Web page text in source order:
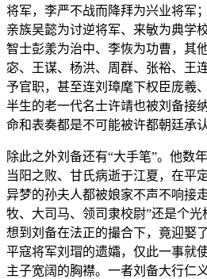
将军，李严不战而降拜为兴业将军
亲族吴懿为讨逆将军、来敏为典学
智士彭羕为治中、李恢为功曹，其
宓、王谋、杨洪、周群、张裕、王
予官职，甚至连刘璋麾下权臣庞羲
半生的老一代名士许靖也被刘备接
命和表奏都是不可能被许都朝廷承认
除此之外刘备还有“大手笔”。他数
当阳之败、甘氏病逝于江夏，在平
异梦的孙夫人都被娘家不声不响接
牧、大司马、领司隶校尉”还是个
想到刘备在法正的撮合下，竟迎娶
平寇将军刘瑁的遗孀，仅此一事就
主子宽阔的胸襟。一者刘备大行仁